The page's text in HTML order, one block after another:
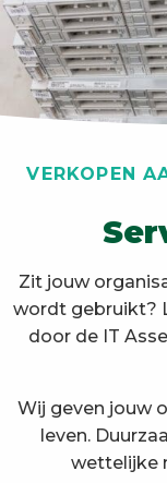
VERKOPEN
Zit jouw
wordt gebruikt?
door de IT
Wij geven jouw
leven.
wettelijke